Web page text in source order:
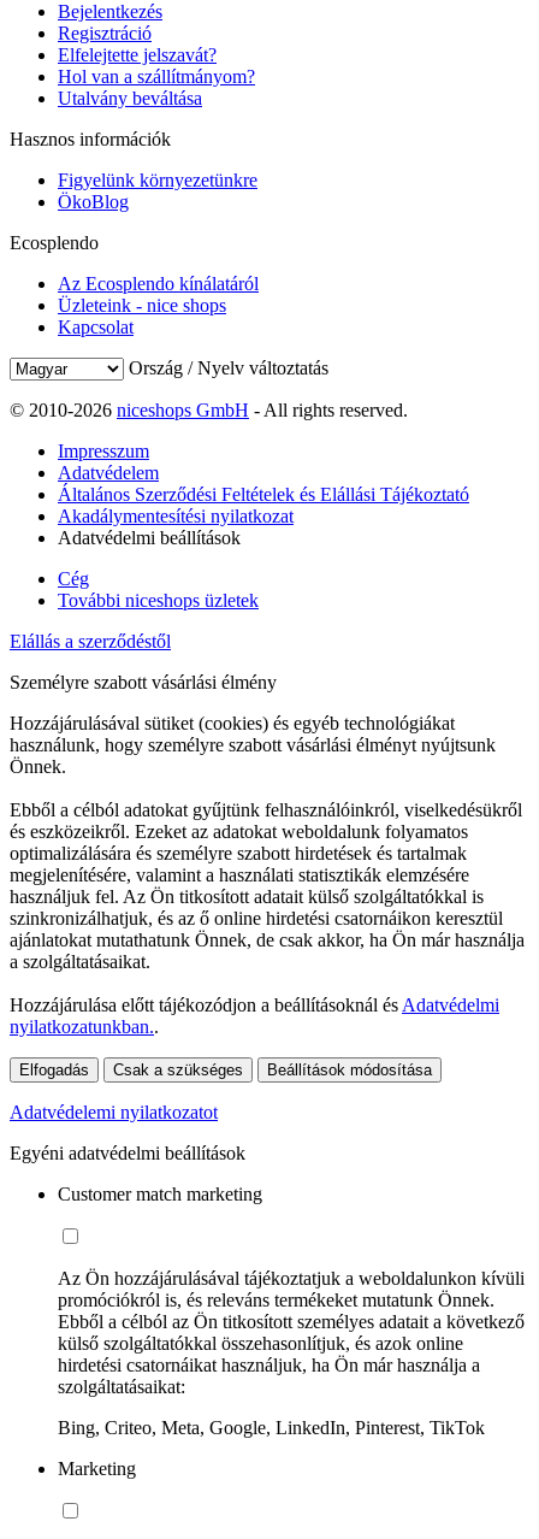
Bejelentkezés
Regisztráció
Elfelejtette jelszavát?
Hol van a szállítmányom?
Utalvány beváltása
Hasznos információk
Figyelünk környezetünkre
ÖkoBlog
Ecosplendo
Az Ecosplendo kínálatáról
Üzleteink - nice shops
Kapcsolat
Ország / Nyelv változtatás
© 2010-2026 niceshops GmbH - All rights reserved.
Impresszum
Adatvédelem
Általános Szerződési Feltételek és Elállási Tájékoztató
Akadálymentesítési nyilatkozat
Adatvédelmi beállítások
Cég
További niceshops üzletek
Elállás a szerződéstől
Személyre szabott vásárlási élmény
Hozzájárulásával sütiket (cookies) és egyéb technológiákat
használunk, hogy személyre szabott vásárlási élményt nyújtsunk
Önnek.
Ebből a célból adatokat gyűjtünk felhasználóinkról, viselkedésükről
és eszközeikről. Ezeket az adatokat weboldalunk folyamatos
optimalizálására és személyre szabott hirdetések és tartalmak
megjelenítésére, valamint a használati statisztikák elemzésére
használjuk fel. Az Ön titkosított adatait külső szolgáltatókkal is
szinkronizálhatjuk, és az ő online hirdetési csatornáikon keresztül
ajánlatokat mutathatunk Önnek, de csak akkor, ha Ön már használja
a szolgáltatásaikat.
Hozzájárulása előtt tájékozódjon a beállításoknál és Adatvédelmi
nyilatkozatunkban..
Elfogadás Csak a szükséges Beállítások módosítása
Adatvédelemi nyilatkozatot
Egyéni adatvédelmi beállítások
Customer match marketing
Az Ön hozzájárulásával tájékoztatjuk a weboldalunkon kívüli
promóciókról is, és releváns termékeket mutatunk Önnek.
Ebből a célból az Ön titkosított személyes adatait a következő
külső szolgáltatókkal összehasonlítjuk, és azok online
hirdetési csatornáikat használjuk, ha Ön már használja a
szolgáltatásaikat:
Bing, Criteo, Meta, Google, LinkedIn, Pinterest, TikTok
Marketing